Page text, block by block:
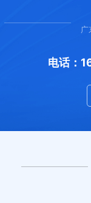
广
电话：